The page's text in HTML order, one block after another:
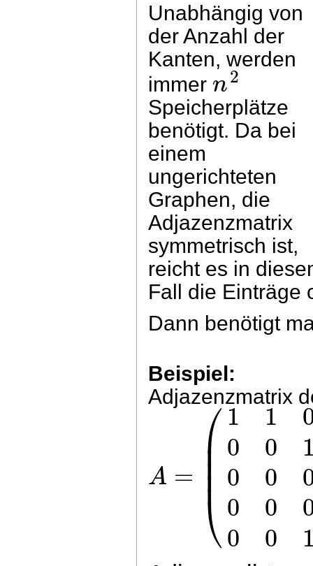
Unabhängig von
der Anzahl der
Kanten, werden
immern2
Speicherplätze
benötigt. Da bei
einem
ungerichteten
Graphen, die
Adjazenzmatrix
symmetrisch ist,
reicht es in
Fall die Einträge
Dann benötigt
Beispiel:
Adjazenzmatrix
A =
⎛
⎝
⎜
⎜
⎜
⎜
1
0
0
0
0
1
0
0
0
0